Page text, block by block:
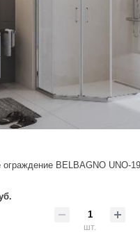
BELBAGNO UNO-
шт.